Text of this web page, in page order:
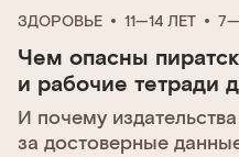
ЗДОРОВЬЕ 11—14 ЛЕТ
Чем опасны
и рабочие тетради
И почему
за достоверные